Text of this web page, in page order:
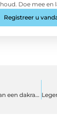
Doe mee en
Registreer u
De voordelen van een dakraam